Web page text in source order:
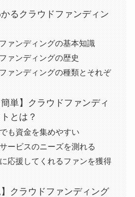
るクラウドファンディン
ァンディングの基本知識
ァンディングの歴史
ァンディングの種類とそれぞ
簡単】クラウドファンディ
とは？
も資金を集めやすい
ービスのニーズを測れる
応援してくれるファンを獲得
】クラウドファンディング